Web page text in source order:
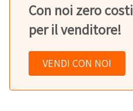
Con noi zero costi
per il venditore!
VENDI CON NOI